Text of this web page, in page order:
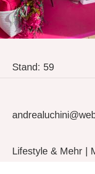
Stand: 59
Lifestyle & Mehr |